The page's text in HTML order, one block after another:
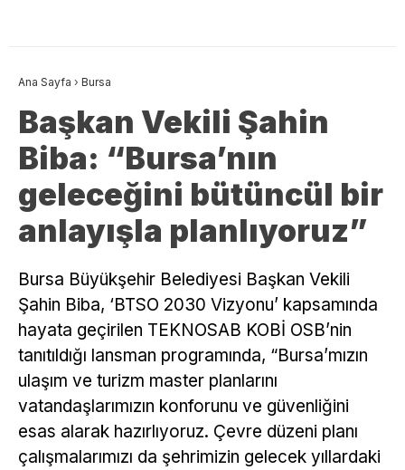
Ana Sayfa › Bursa
Başkan Vekili Şahin
Biba: “Bursa’nın
geleceğini bütüncül bir
anlayışla planlıyoruz”
Bursa Büyükşehir Belediyesi Başkan Vekili
Şahin Biba, ‘BTSO 2030 Vizyonu’ kapsamında
hayata geçirilen TEKNOSAB KOBİ OSB’nin
tanıtıldığı lansman programında, “Bursa’mızın
ulaşım ve turizm master planlarını
vatandaşlarımızın konforunu ve güvenliğini
esas alarak hazırlıyoruz. Çevre düzeni planı
çalışmalarımızı da şehrimizin gelecek yıllardaki